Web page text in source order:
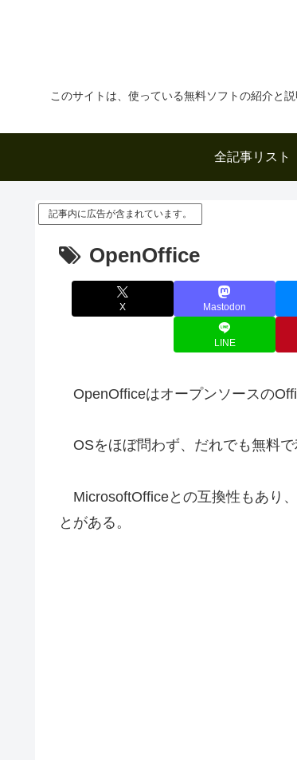
このサイトは、使っている無料ソフトの紹介と
全記事リスト
記事内に広告が含まれています。
OpenOffice
X Mastodon
LINE
OpenOfficeはオープンソースの
OSをほぼ問わず、だれでも無料で
MicrosoftOfficeとの互換性もあり
とがある。